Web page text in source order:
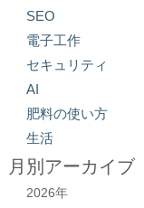
SEO
電子工作
セキュリティ
AI
肥料の使い方
生活
月別アーカイブ
2026年